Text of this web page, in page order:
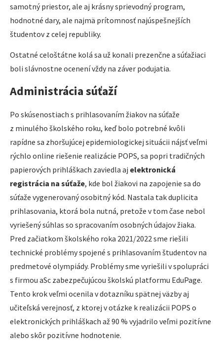
samotný priestor, ale aj krásny sprievodný program,
hodnotné dary, ale najmä prítomnosť najúspešnejších
študentov z celej republiky.
Ostatné celoštátne kolá sa už konali prezenčne a súťažiaci
boli slávnostne ocenení vždy na záver podujatia.
Administrácia súťaží
Po skúsenostiach s prihlasovaním žiakov na súťaže
z minulého školského roku, keď bolo potrebné kvôli
rapídne sa zhoršujúcej epidemiologickej situácii nájsť veľmi
rýchlo online riešenie realizácie POPS, sa popri tradičných
papierových prihláškach zaviedla aj elektronická
registrácia na súťaže, kde bol žiakovi na zapojenie sa do
súťaže vygenerovaný osobitný kód. Nastala tak duplicita
prihlasovania, ktorá bola nutná, pretože v tom čase nebol
vyriešený súhlas so spracovaním osobných údajov žiaka.
Pred začiatkom školského roka 2021/2022 sme riešili
technické problémy spojené s prihlasovaním študentov na
predmetové olympiády. Problémy sme vyriešili v spolupráci
s firmou aSc zabezpečujúcou školskú platformu EduPage.
Tento krok veľmi ocenila v dotazníku spätnej väzby aj
učiteľská verejnosť, z ktorej v otázke k realizácii POPS o
elektronických prihláškach až 90 % vyjadrilo veľmi pozitívne
alebo skôr pozitívne hodnotenie.